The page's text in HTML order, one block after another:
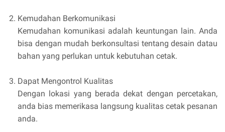
Kemudahan Berkomunikasi
Kemudahan komunikasi adalah keuntungan lain. Anda
bisa dengan mudah berkonsultasi tentang desain datau
bahan yang perlukan untuk kebutuhan cetak.
Dapat Mengontrol Kualitas
Dengan lokasi yang berada dekat dengan percetakan,
anda bias memerikasa langsung kualitas cetak pesanan
anda.